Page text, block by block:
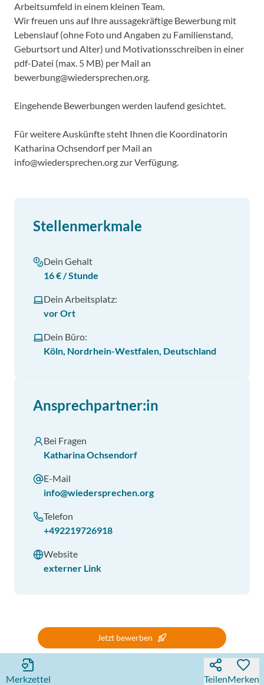
Arbeitsumfeld in einem kleinen Team.
Wir freuen uns auf Ihre aussagekräftige Bewerbung mit
Lebenslauf (ohne Foto und Angaben zu Familienstand,
Geburtsort und Alter) und Motivationsschreiben in einer
pdf-Datei (max. 5 MB) per Mail an
bewerbung@wiedersprechen.org.
Eingehende Bewerbungen werden laufend gesichtet.
Für weitere Auskünfte steht Ihnen die Koordinatorin
Katharina Ochsendorf per Mail an
info@wiedersprechen.org zur Verfügung.
Stellenmerkmale
Dein Gehalt
16 € / Stunde
Dein Arbeitsplatz:
vor Ort
Dein Büro:
Köln, Nordrhein-Westfalen, Deutschland
Ansprechpartner:in
Bei Fragen
Katharina Ochsendorf
E-Mail
info@wiedersprechen.org
Telefon
+492219726918
Website
externer Link
Jetzt bewerben
Merkzettel TeilenMerken